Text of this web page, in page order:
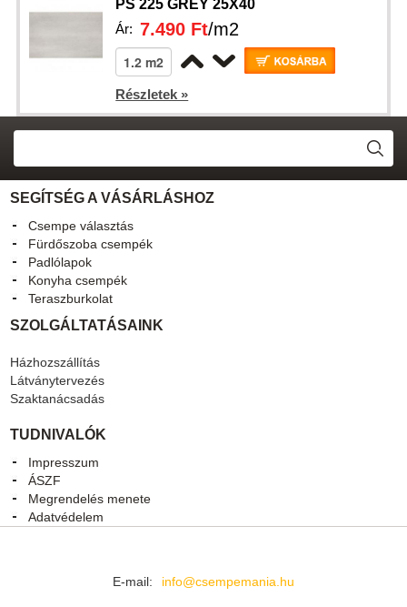
PS 225 GREY 25X40
Ár:7.490 Ft/m2
Részletek »
SEGÍTSÉG A VÁSÁRLÁSHOZ
Csempe választás
Fürdőszoba csempék
Padlólapok
Konyha csempék
Teraszburkolat
SZOLGÁLTATÁSAINK
Házhozszállítás
Látványtervezés
Szaktanácsadás
TUDNIVALÓK
Impresszum
ÁSZF
Megrendelés menete
Adatvédelem
E-mail: info@csempemania.hu